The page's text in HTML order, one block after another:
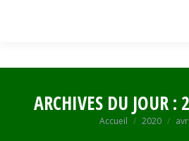
ARCHIVES DU JOUR :
Vous êtes ici :
Accueil 2020